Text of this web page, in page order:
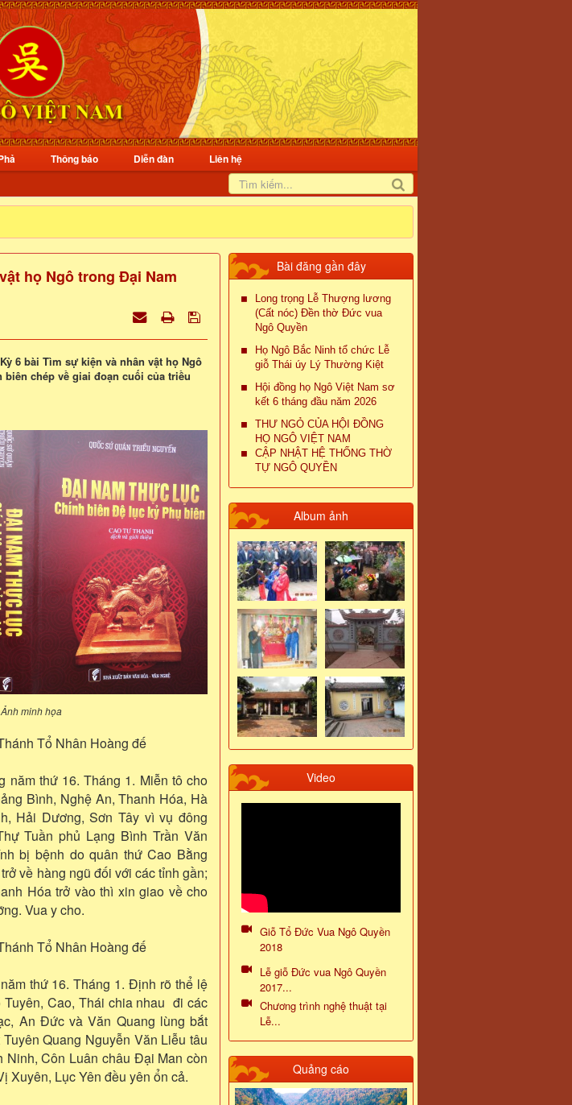
Thông báo Diễn đàn Liên hệ
họ Ngô trong Đại Nam
6 bài Tìm sự kiện và nhân vật họ Ngô
chép về giai đoạn cuối của triều
Ảnh minh họa
Tổ Nhân Hoàng đế
thứ 16. Tháng 1. Miễn tô cho
Bình, Nghệ An, Thanh Hóa, Hà
Hải Dương, Sơn Tây vì vụ đông
Tuần phủ Lạng Bình Trần Văn
bị bệnh do quân thứ Cao Bằng
về hàng ngũ đối với các tỉnh gần;
Hóa trở vào thì xin giao về cho
Vua y cho.
Tổ Nhân Hoàng đế
thứ 16. Tháng 1. Định rõ thể lệ
Cao, Thái chia nhau đi các
An Đức và Văn Quang lùng bắt
Quang Nguyễn Văn Liễu tâu
Ninh, Côn Luân châu Đại Man còn
Xuyên, Lục Yên đều yên ổn cả.
Bài đăng gần đây
Long trọng Lễ Thượng lương
(Cất nóc) Đền thờ Đức vua
Ngô Quyền
Họ Ngô Bắc Ninh tổ chức Lễ
giỗ Thái úy Lý Thường Kiệt
Hội đồng họ Ngô Việt Nam sơ
kết 6 tháng đầu năm 2026
THƯ NGỎ CỦA HỘI ĐỒNG
HỌ NGÔ VIỆT NAM
CẬP NHẬT HỆ THỐNG THỜ
TỰ NGÔ QUYỀN
Album ảnh
Video
Giỗ Tổ Đức Vua Ngô Quyền
2018
Lễ giỗ Đức vua Ngô Quyền
2017...
Chương trình nghệ thuật tại
Lễ...
Quảng cáo